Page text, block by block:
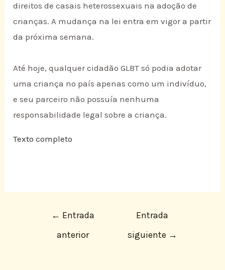
direitos de casais heterossexuais na adoção de
crianças. A mudança na lei entra em vigor a partir
da próxima semana.
Até hoje, qualquer cidadão GLBT só podia adotar
uma criança no país apenas como um indivíduo,
e seu parceiro não possuía nenhuma
responsabilidade legal sobre a criança.
Texto completo
← Entrada
anterior
Entrada
siguiente →